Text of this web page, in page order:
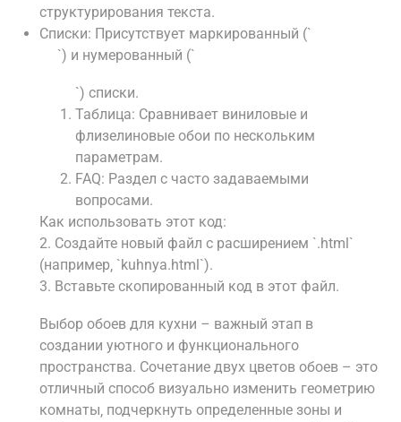
структурирования текста.
Списки: Присутствует маркированный (`
`) и нумерованный (`
`) списки.
Таблица: Сравнивает виниловые и
флизелиновые обои по нескольким
параметрам.
FAQ: Раздел с часто задаваемыми
вопросами.
Как использовать этот код:
2. Создайте новый файл с расширением `.html`
(например‚ `kuhnya.html`).
3. Вставьте скопированный код в этот файл.
Выбор обоев для кухни – важный этап в
создании уютного и функционального
пространства. Сочетание двух цветов обоев – это
отличный способ визуально изменить геометрию
комнаты‚ подчеркнуть определенные зоны и